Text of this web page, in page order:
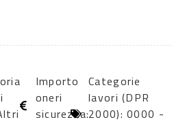
Importo
oneri
sicurezza:
Categorie
lavori (DPR
2000): 0000 -